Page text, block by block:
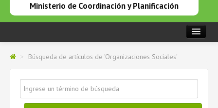
Ministerio de Coordinación y Planificación
RELACIONES INTERNACIONALES
PRENSA
> Búsqueda de artículos de 'Organizaciones Sociales'